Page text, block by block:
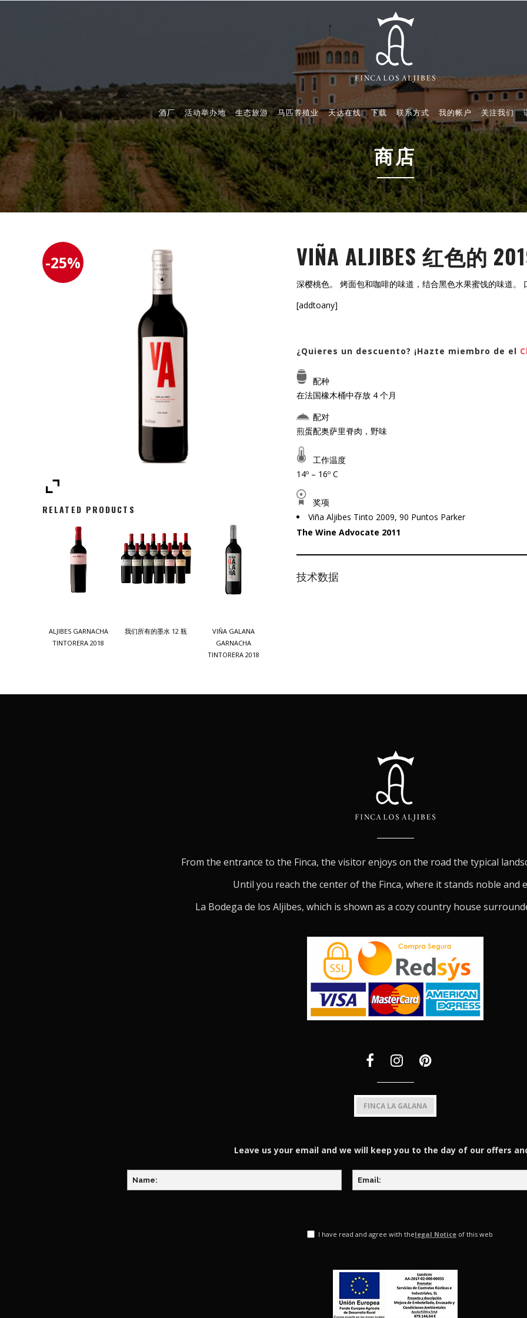
酒厂 活动举办地 生态旅游 马匹养殖业 天达在线 下载 联系方式 我的帐户 关注我们
商店
-25% VIÑA ALJIBES 红色的
深樱桃色。 烤面包和咖啡的味道，结合黑色水果蜜饯的味道。
[addtoany]
¿Quieres un descuento? ¡Hazte miembro de el
配种
在法国橡木桶中存放 4 个月
配对
煎蛋配奥萨里脊肉，野味
工作温度
14º – 16º C
奖项
Viña Aljibes Tinto 2009, 90 Puntos Parker
The Wine Advocate 2011
技术数据
RELATED PRODUCTS
ALJIBES GARNACHA
TINTORERA 2018
我们所有的墨水 12 瓶
VIÑA GALANA
GARNACHA
TINTORERA 2018
From the entrance to the Finca, the visitor enjoys on the road the typical
Until you reach the center of the Finca, where it stands noble and
La Bodega de los Aljibes, which is shown as a cozy country house
FINCA LA GALANA
Leave us your email and we will keep you to the day of our offers
I have read and agree with thelegal Notice of this web